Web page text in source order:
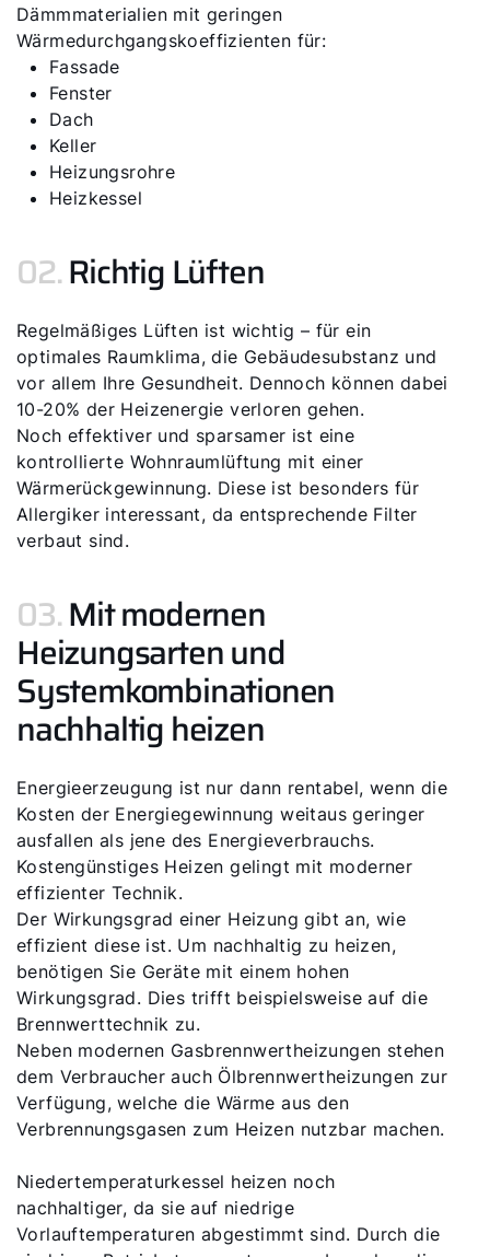
Dämmmaterialien mit geringen
Wärmedurchgangskoeffizienten für:
Fassade
Fenster
Dach
Keller
Heizungsrohre
Heizkessel
02.Richtig Lüften
Regelmäßiges Lüften ist wichtig – für ein
optimales Raumklima, die Gebäudesubstanz und
vor allem Ihre Gesundheit. Dennoch können dabei
10-20% der Heizenergie verloren gehen.
Noch effektiver und sparsamer ist eine
kontrollierte Wohnraumlüftung mit einer
Wärmerückgewinnung. Diese ist besonders für
Allergiker interessant, da entsprechende Filter
verbaut sind.
03.Mit modernen
Heizungsarten und
Systemkombinationen
nachhaltig heizen
Energieerzeugung ist nur dann rentabel, wenn die
Kosten der Energiegewinnung weitaus geringer
ausfallen als jene des Energieverbrauchs.
Kostengünstiges Heizen gelingt mit moderner
effizienter Technik.
Der Wirkungsgrad einer Heizung gibt an, wie
effizient diese ist. Um nachhaltig zu heizen,
benötigen Sie Geräte mit einem hohen
Wirkungsgrad. Dies trifft beispielsweise auf die
Brennwerttechnik zu.
Neben modernen Gasbrennwertheizungen stehen
dem Verbraucher auch Ölbrennwertheizungen zur
Verfügung, welche die Wärme aus den
Verbrennungsgasen zum Heizen nutzbar machen.
Niedertemperaturkessel heizen noch
nachhaltiger, da sie auf niedrige
Vorlauftemperaturen abgestimmt sind. Durch die
Wie können wir Ihnen helfen?
Service kontaktieren
Produktberatung
Fachhandwerker finden
Wichtige Links
5 Jahre Garantie
Karriere